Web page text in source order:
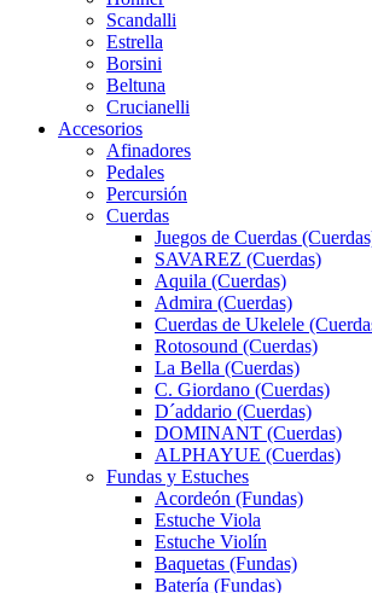
Scandalli
Estrella
Borsini
Beltuna
Crucianelli
Accesorios
Afinadores
Pedales
Percursión
Cuerdas
Juegos de Cuerdas
SAVAREZ (Cuerdas)
Aquila (Cuerdas)
Admira (Cuerdas)
Cuerdas de Ukelele
Rotosound (Cuerdas)
La Bella (Cuerdas)
C. Giordano (Cuerdas)
D´addario (Cuerdas)
DOMINANT (Cuerdas)
ALPHAYUE (Cuerdas)
Fundas y Estuches
Acordeón (Fundas)
Estuche Viola
Estuche Violín
Baquetas (Fundas)
Batería (Fundas)